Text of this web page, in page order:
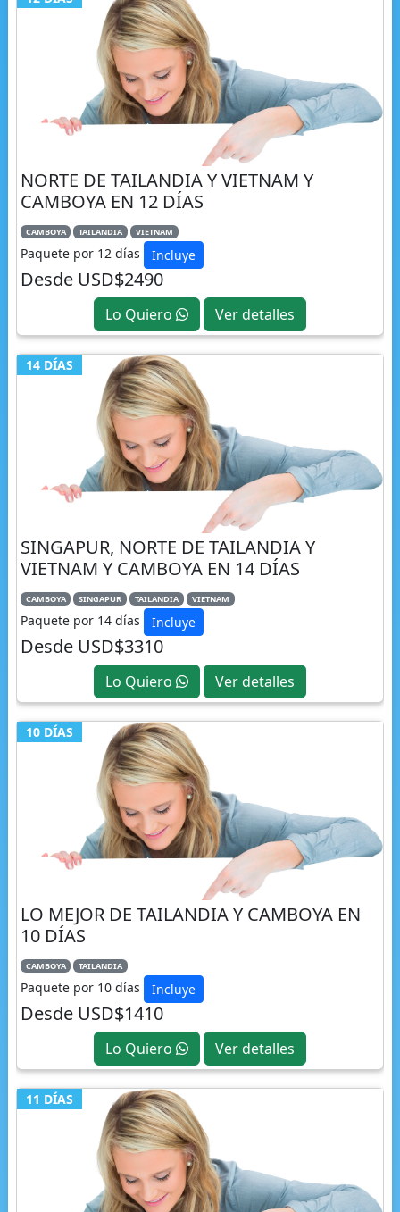
NORTE DE TAILANDIA Y VIETNAM Y
CAMBOYA EN 12 DÍAS
CAMBOYA TAILANDIA VIETNAM
Paquete por 12 días Incluye
Desde USD$2490
Lo Quiero Ver detalles
14 DÍAS
SINGAPUR, NORTE DE TAILANDIA Y
VIETNAM Y CAMBOYA EN 14 DÍAS
CAMBOYA SINGAPUR TAILANDIA VIETNAM
Paquete por 14 días Incluye
Desde USD$3310
Lo Quiero Ver detalles
10 DÍAS
LO MEJOR DE TAILANDIA Y CAMBOYA EN
10 DÍAS
CAMBOYA TAILANDIA
Paquete por 10 días Incluye
Desde USD$1410
Lo Quiero Ver detalles
11 DÍAS